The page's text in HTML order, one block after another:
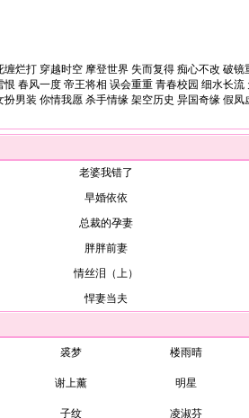
缠烂打 穿越时空 摩登世界 失而复得 痴心不改 破镜
恨 春风一度 帝王将相 误会重重 青春校园 细水长流
扮男装 你情我愿 杀手情缘 架空历史 异国奇缘 假凤
老婆我错了
早婚依依
总裁的孕妻
胖胖前妻
情丝泪（上）
悍妻当夫
裘梦 楼雨晴
谢上薰 明星
子纹 凌淑芬